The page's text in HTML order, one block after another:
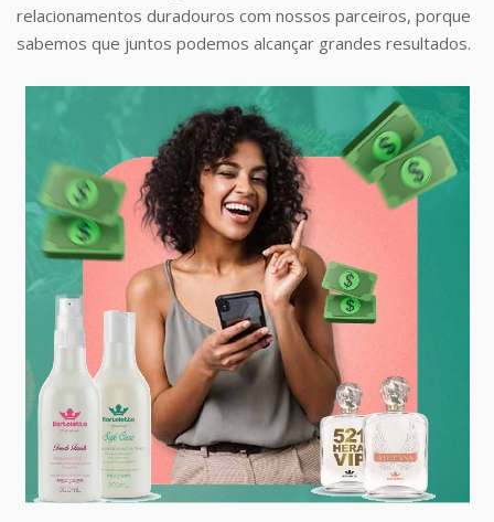
relacionamentos duradouros com nossos parceiros, porque
sabemos que juntos podemos alcançar grandes resultados.